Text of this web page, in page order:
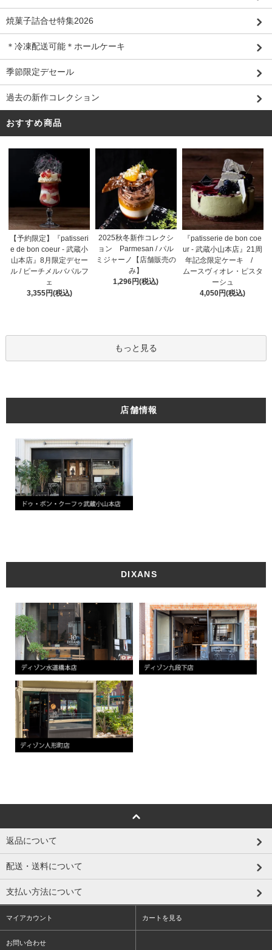
焼菓子詰合せ特集2026
＊冷凍配送可能＊ホールケーキ
季節限定デセール
過去の新作コレクション
おすすめ商品
【予約限定】『patisseri
e de bon coeur - 武蔵小
山本店』8月限定デセー
ル / ピーチメルバパルフ
ェ
3,355円(税込)
2025秋冬新作コレクシ
ョン Parmesan / パル
ミジャーノ【店舗販売の
み】
1,296円(税込)
『patisserie de bon coe
ur - 武蔵小山本店』21周
年記念限定ケーキ /
ムースヴィオレ・ピスタ
ーシュ
4,050円(税込)
もっと見る
店舗情報
DIXANS
返品について
配送・送料について
支払い方法について
マイアカウント カートを見る
お問い合わせ